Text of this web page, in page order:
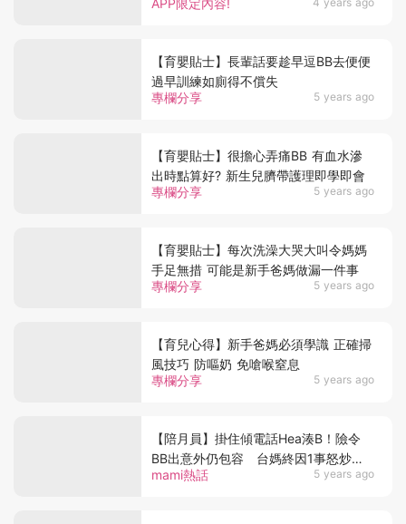
APP限定內容!
陪月姨姨
專欄分享 5 years ago
【育嬰貼士】長輩話要趁早逗BB去便便
過早訓練如廁得不償失
專欄分享 5 years ago
【育嬰貼士】很擔心弄痛BB 有血水滲
出時點算好? 新生兒臍帶護理即學即會
專欄分享 5 years ago
【育嬰貼士】每次洗澡大哭大叫令媽媽
手足無措 可能是新手爸媽做漏一件事
專欄分享 5 years ago
【育兒心得】新手爸媽必須學識 正確掃
風技巧 防嘔奶 免嗆喉窒息
mami熱話 5 years ago
【陪月員】掛住傾電話Hea湊B！險令
BB出意外仍包容 台媽終因1事怒炒離
譜陪月